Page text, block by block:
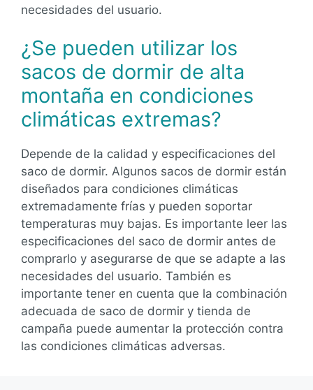
necesidades del usuario.
¿Se pueden utilizar los
sacos de dormir de alta
montaña en condiciones
climáticas extremas?
Depende de la calidad y especificaciones del
saco de dormir. Algunos sacos de dormir están
diseñados para condiciones climáticas
extremadamente frías y pueden soportar
temperaturas muy bajas. Es importante leer las
especificaciones del saco de dormir antes de
comprarlo y asegurarse de que se adapte a las
necesidades del usuario. También es
importante tener en cuenta que la combinación
adecuada de saco de dormir y tienda de
campaña puede aumentar la protección contra
las condiciones climáticas adversas.